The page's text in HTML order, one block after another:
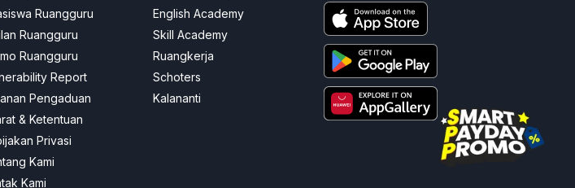
Ruangguru
Ruangguru
Ruangguru
Report
Pengaduan
& Ketentuan
Privasi
Kami
Kami
English Academy
Skill Academy
Ruangkerja
Schoters
Kalananti